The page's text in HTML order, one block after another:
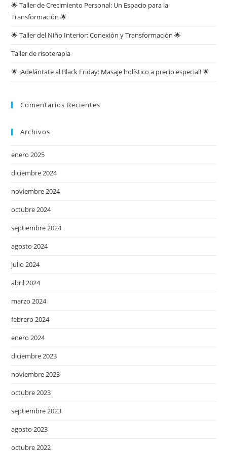
🌟 Taller de Crecimiento Personal: Un Espacio para la
Transformación 🌟
🌟 Taller del Niño Interior: Conexión y Transformación 🌟
Taller de risoterapia
🌟 ¡Adelántate al Black Friday: Masaje holístico a precio especial! 🌟
Comentarios Recientes
Archivos
enero 2025
diciembre 2024
noviembre 2024
octubre 2024
septiembre 2024
agosto 2024
julio 2024
abril 2024
marzo 2024
febrero 2024
enero 2024
diciembre 2023
noviembre 2023
octubre 2023
septiembre 2023
agosto 2023
octubre 2022